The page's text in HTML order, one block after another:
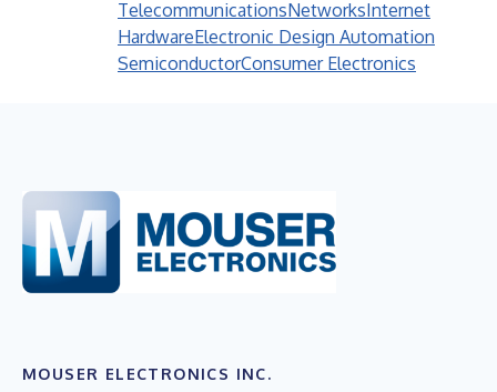
TelecommunicationsNetworksInternet
HardwareElectronic Design Automation
SemiconductorConsumer Electronics
MOUSER ELECTRONICS INC.